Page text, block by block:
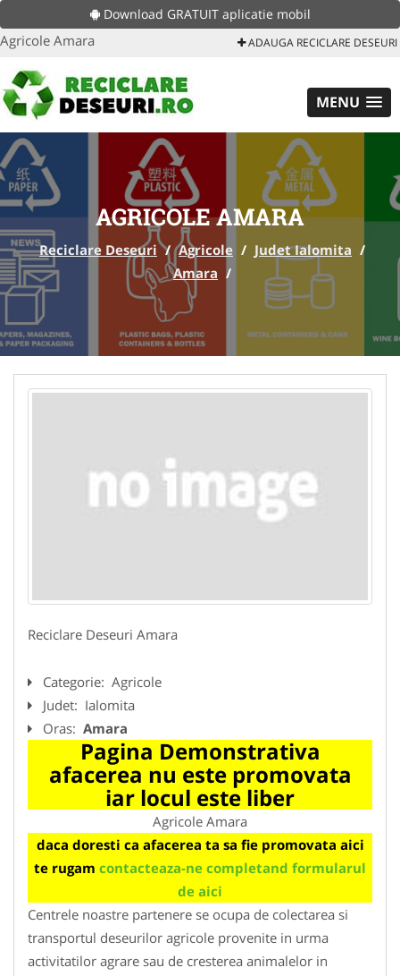
Download GRATUIT aplicatie mobil
Agricole Amara ADAUGA RECICLARE DESEURI
MENU
AGRICOLE AMARA
Reciclare Deseuri / Agricole / Judet Ialomita /
Amara /
Reciclare Deseuri Amara
Categorie: Agricole
Judet: Ialomita
Oras: Amara
Pagina Demonstrativa
afacerea nu este promovata
iar locul este liber
Agricole Amara
daca doresti ca afacerea ta sa fie promovata aici
te rugam contacteaza-ne completand formularul
de aici
Centrele noastre partenere se ocupa de colectarea si
transportul deseurilor agricole provenite in urma
activitatilor agrare sau de cresterea animalelor in